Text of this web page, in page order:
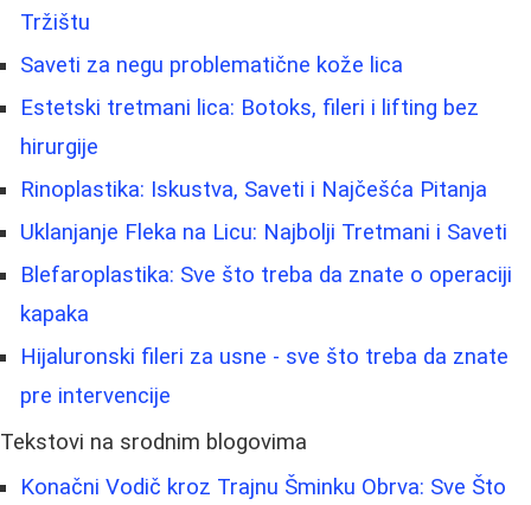
Tržištu
Saveti za negu problematične kože lica
Estetski tretmani lica: Botoks, fileri i lifting bez
hirurgije
Rinoplastika: Iskustva, Saveti i Najčešća Pitanja
Uklanjanje Fleka na Licu: Najbolji Tretmani i Saveti
Blefaroplastika: Sve što treba da znate o operaciji
kapaka
Hijaluronski fileri za usne - sve što treba da znate
pre intervencije
Tekstovi na srodnim blogovima
Konačni Vodič kroz Trajnu Šminku Obrva: Sve Što